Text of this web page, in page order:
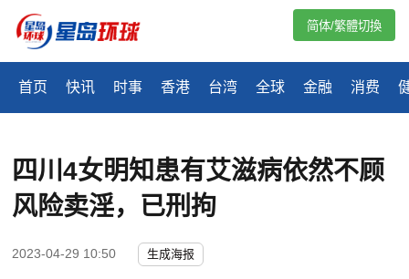
首页 快讯 时事 香港 台湾 全球 金融 消费
简体/繁體切換
四川4女明知患有艾滋病依然不顾
风险卖淫，已刑拘
2023-04-29 10:50 生成海报